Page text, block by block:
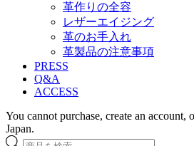
革作りの全容
レザーエイジング
革のお手入れ
革製品の注意事項
PRESS
Q&A
ACCESS
You cannot purchase, create an account,
Japan.
商